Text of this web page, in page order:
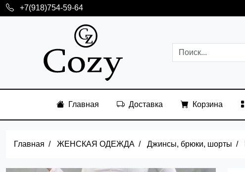
+7(918)754-59-64
Главная Доставка Корзина
Главная ЖЕНСКАЯ ОДЕЖДА Джинсы, брюки, шорты